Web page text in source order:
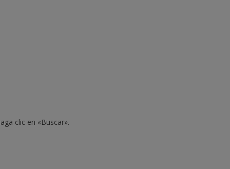
clic en «Buscar».